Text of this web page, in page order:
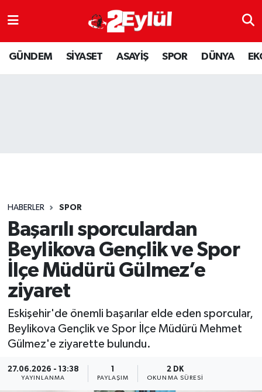
GÜNDEM SİYASET ASAYİŞ SPOR DÜNYA
HABERLER SPOR
Başarılı sporculardan
Beylikova Gençlik ve Spor
İlçe Müdürü Gülmez’e
ziyaret
Eskişehir'de önemli başarılar elde eden sporcular,
Beylikova Gençlik ve Spor İlçe Müdürü Mehmet
Gülmez'e ziyarette bulundu.
27.06.2026 - 13:38
YAYINLANMA PAYLAŞIM
2 DK
OKUNMA SÜRESI
ASAYİŞ
DÜNYA
SPOR
YAŞAM
Nöbetçi Eczaneler
Hava Durumu
Son Dakika Haberleri
Haber Arşivi